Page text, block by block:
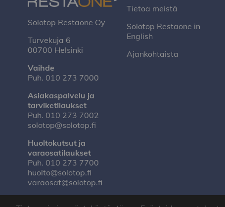
Solotop Restaone Oy
Turvekuja 6
00700 Helsinki
Vaihde
Puh. 010 273 7000
Asiakaspalvelu ja
tarviketilaukset
Puh. 010 273 7002
solotop@solotop.fi
Huoltokutsut ja
varaosatilaukset
Puh. 010 273 7700
huolto@solotop.fi
varaosat@solotop.fi
Tietoa meistä
Solotop Restaone in
English
Ajankohtaista